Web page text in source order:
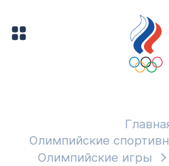
Олимпийские
Олимпийские игры